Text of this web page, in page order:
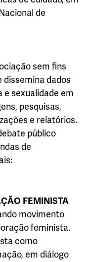
de
sem fins
dissemina dados
e sexualidade em
pesquisas,
e relatórios.
público
de
FEMINISTA
movimento
feminista.
como
em diálogo